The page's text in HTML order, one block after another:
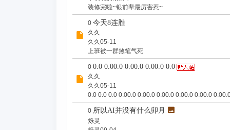
装修完啦~银前辈最厉害惹~
0 今天8连胜
久久
久久05-11
上班被一群煞笔气死
0 0.0 0.00.0 0.00.0 0.00.0 0.0
久久
久久05-11
0.0 0.0 0.0 0.00.0 0.00.0 0.00.0 0.00.0 0.00.0
0 所以AI并没有什么卯月
烁灵